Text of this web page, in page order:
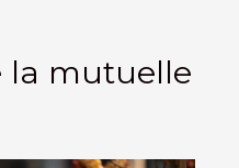
la mutuelle